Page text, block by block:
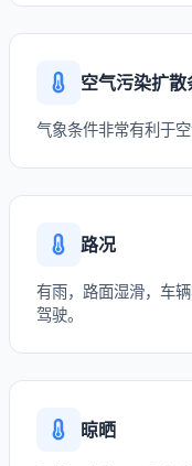
空气污染扩散
气象条件非常有利于
路况
有雨，路面湿滑，车
驾驶。
晾晒